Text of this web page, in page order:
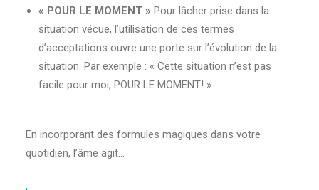
« POUR LE MOMENT » Pour lâcher prise dans la
situation vécue, l’utilisation de ces termes
d’acceptations ouvre une porte sur l’évolution de la
situation. Par exemple : « Cette situation n’est pas
facile pour moi, POUR LE MOMENT! »
En incorporant des formules magiques dans votre
quotidien, l’âme agit…